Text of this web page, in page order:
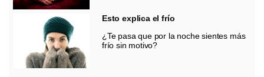
Esto explica el frío
¿Te pasa que por la noche sientes más
frío sin motivo?